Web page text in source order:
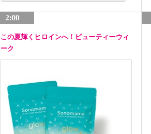
2:00
この夏輝くヒロインへ！ビューティーウィ
ーク